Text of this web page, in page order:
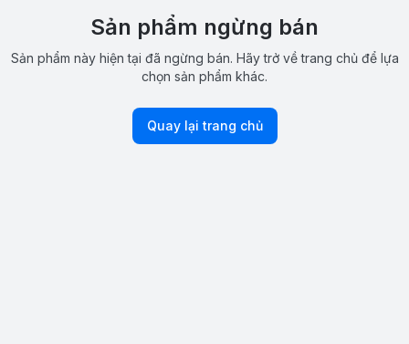
Sản phẩm ngừng bán
Sản phẩm này hiện tại đã ngừng bán. Hãy trở về trang chủ để lựa
chọn sản phẩm khác.
Quay lại trang chủ